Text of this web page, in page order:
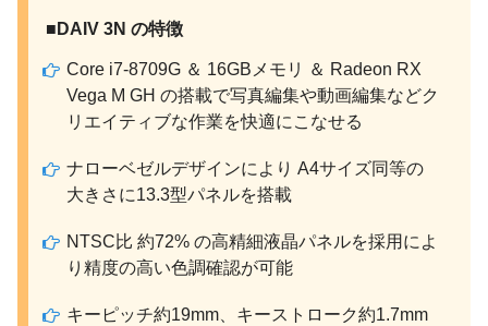
■DAIV 3N の特徴
Core i7-8709G ＆ 16GBメモリ ＆ Radeon RX
Vega M GH の搭載で写真編集や動画編集などク
リエイティブな作業を快適にこなせる
ナローベゼルデザインにより A4サイズ同等の
大きさに13.3型パネルを搭載
NTSC比 約72% の高精細液晶パネルを採用によ
り精度の高い色調確認が可能
キーピッチ約19mm、キーストローク約1.7mm